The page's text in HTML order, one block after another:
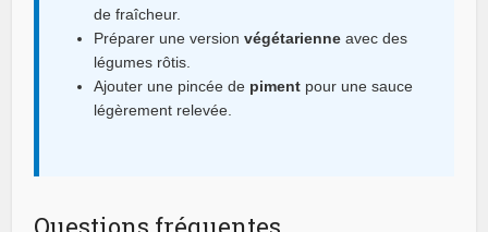
de fraîcheur.
Préparer une versionvégétarienne avec des
légumes rôtis.
Ajouter une pincée de piment pour une sauce
légèrement relevée.
Questions fréquentes